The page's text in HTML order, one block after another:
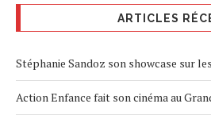
ARTICLES
Stéphanie Sandoz son showcase sur
Action Enfance fait son cinéma au